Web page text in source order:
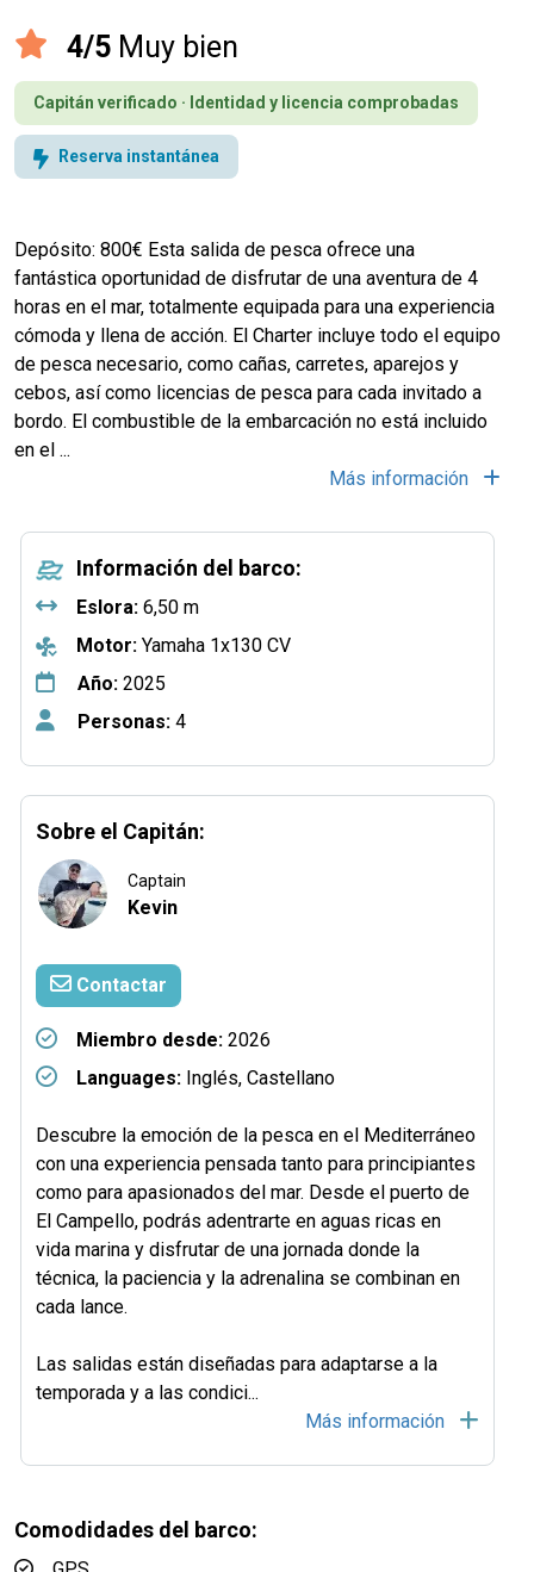
4/5 Muy bien
Capitán verificado · Identidad y licencia comprobadas
Reserva instantánea
Depósito: 800€ Esta salida de pesca ofrece una
fantástica oportunidad de disfrutar de una aventura de 4
horas en el mar, totalmente equipada para una experiencia
cómoda y llena de acción. El Charter incluye todo el equipo
de pesca necesario, como cañas, carretes, aparejos y
cebos, así como licencias de pesca para cada invitado a
bordo. El combustible de la embarcación no está incluido
en el ...
Más información
Información del barco:
Eslora: 6,50 m
Motor: Yamaha 1x130 CV
Año: 2025
Personas: 4
Sobre el Capitán:
Captain
Kevin
Contactar
Miembro desde: 2026
Languages: Inglés, Castellano
Descubre la emoción de la pesca en el Mediterráneo
con una experiencia pensada tanto para principiantes
como para apasionados del mar. Desde el puerto de
El Campello, podrás adentrarte en aguas ricas en
vida marina y disfrutar de una jornada donde la
técnica, la paciencia y la adrenalina se combinan en
cada lance.
Las salidas están diseñadas para adaptarse a la
temporada y a las condici...
Más información
Comodidades del barco: